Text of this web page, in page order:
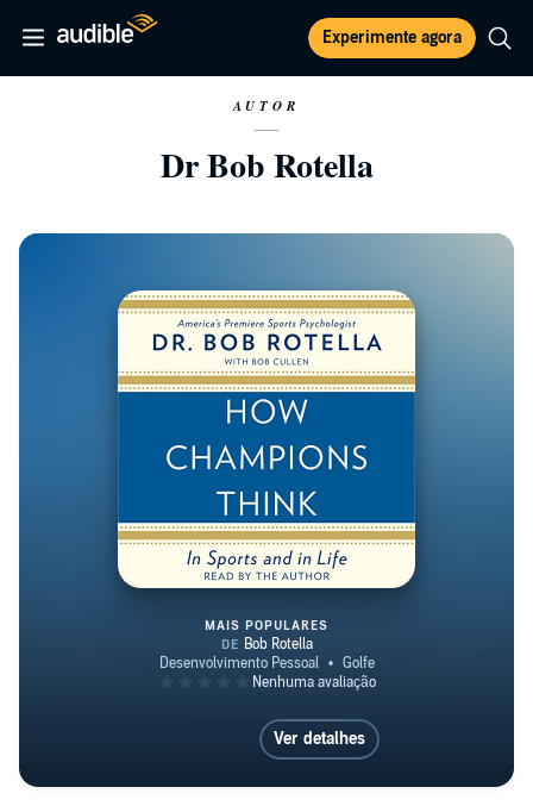
Experimente agora
AUTOR
Dr Bob Rotella
How Champions Think
MAIS POPULARES
Ver detalhes